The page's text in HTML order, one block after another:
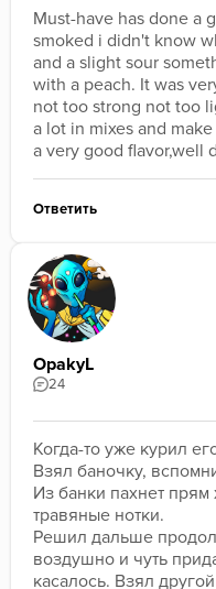
Must-have has done a
smoked i didn't know
and a slight sour
with a peach. It was
not too strong not too
a lot in mixes and
a very good flavor,well
Ответить
OpakyL
24
Когда-то уже курил
Взял баночку,
Из банки пахнет
травяные нотки.
Решил дальше
воздушно и чуть
касалось. Взял